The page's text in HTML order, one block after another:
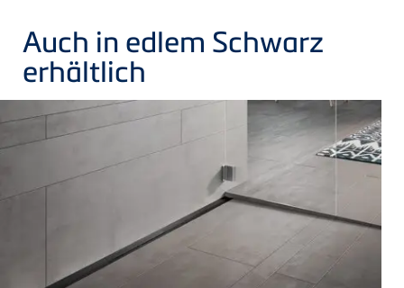
Auch in edlem Schwarz
erhältlich